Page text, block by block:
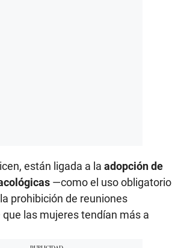
están ligada a la adopción de
—como el uso obligatorio
prohibición de reuniones
las mujeres tendían más a